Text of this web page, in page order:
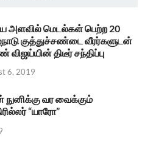
அளவில் மெடல்கள் பெற்ற 20
குத்துச்சண்டை வீரர்களுடன்
விஜய்யின் திடீர் சந்திப்பு
6, 2019
வர வைக்கும்
“யாரோ”